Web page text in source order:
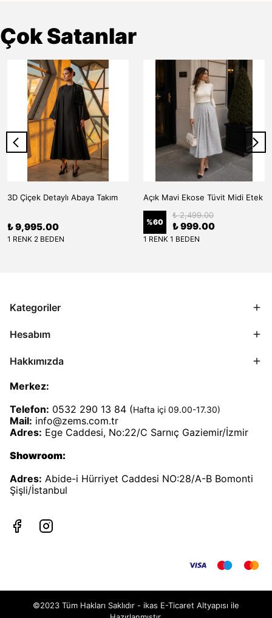
Çok Satanlar
3D Çiçek Detaylı Abaya Takım
₺ 9,995.00
1 RENK 2 BEDEN
Açık Mavi Ekose Tüvit Midi Etek
%60
₺ 2,499.00
₺ 999.00
1 RENK 1 BEDEN
Kategoriler
Hesabım
Hakkımızda
Merkez:
Telefon: 0532 290 13 84 (Hafta içi 09.00-17.30)
Mail: info@zems.com.tr
Adres: Ege Caddesi, No:22/C Sarnıç Gaziemir/İzmir
Showroom:
Adres: Abide-i Hürriyet Caddesi NO:28/A-B Bomonti
Şişli/İstanbul
©2023 Tüm Hakları Saklıdır - ikas E-Ticaret Altyapısı ile